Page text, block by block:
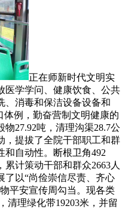
正在师新时代文明实
医学学问、健康饮食、公共
、消毒和保洁设备设备和
体例，勤奋营制文明健康的
27.92吨，清理沟渠28.7公
，提拔了全院干部职工和群
和自动性。断根卫角492
计策动干部和群众2663人
了以“尚俭崇信尽责、齐心
平安宣传周勾当。现各类
清理绿化带19203米，并留